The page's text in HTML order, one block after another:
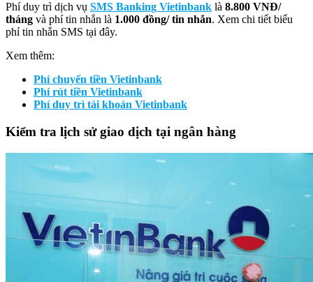
Phí duy trì dịch vụ SMS Banking Vietinbank là 8.800 VNĐ/
tháng và phí tin nhắn là 1.000 đồng/ tin nhắn. Xem chi tiết biểu
phí tin nhắn SMS tại đây.
Xem thêm:
Phí chuyển tiền Vietinbank
Phí rút tiền Vietinbank
Phí duy trì tài khoản Vietinbank
Kiểm tra lịch sử giao dịch tại ngân hàng